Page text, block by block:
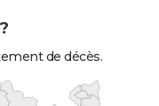
de décès.